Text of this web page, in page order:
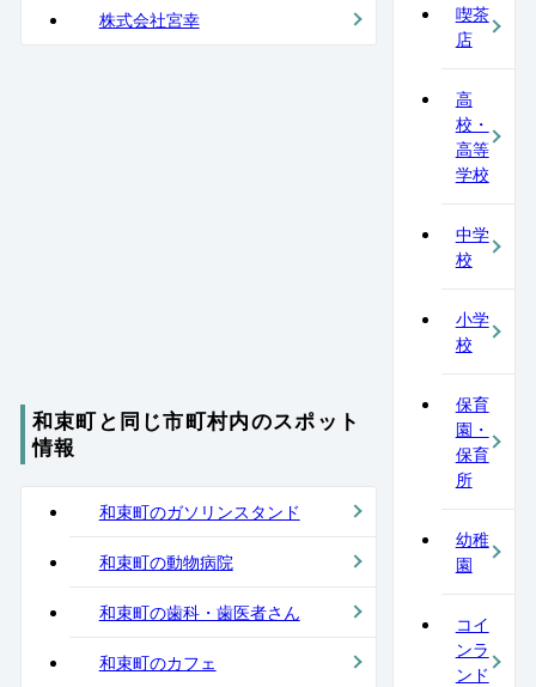
株式会社宮幸
和束町と同じ市町村内のスポット
情報
和束町のガソリンスタンド
和束町の動物病院
和束町の歯科・歯医者さん
和束町のカフェ
喫茶
店
高
校・
高等
学校
中学
校
小学
校
保育
園・
保育
所
幼稚
園
コイ
ンラ
ンド